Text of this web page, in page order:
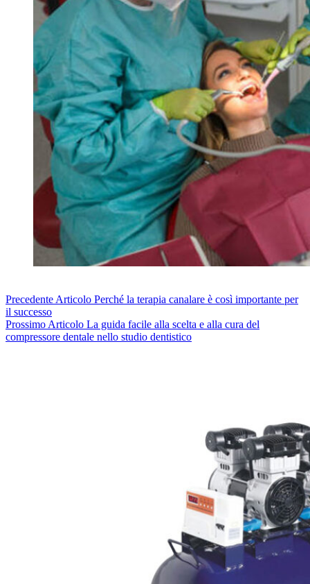
Precedente Articolo Perché la terapia canalare è così importante per
il successo
Prossimo Articolo La guida facile alla scelta e alla cura del
compressore dentale nello studio dentistico